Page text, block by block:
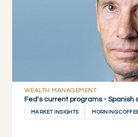
WEALTH MANAGEMENT
Fed's current programs - Spanish
MARKET INSIGHTS MORNING